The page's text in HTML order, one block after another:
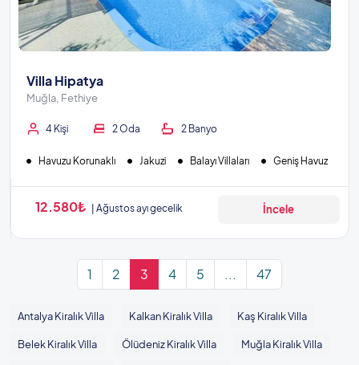
Villa Hipatya
Muğla, Fethiye
4 Kişi 2 Oda 2 Banyo
Havuzu Korunaklı Jakuzi Balayı Villaları Geniş Havuz
12.580₺ Ağustos ayı gecelik İncele
1 2 3 4 5 ... 47
Antalya Kiralık Villa Kalkan Kiralık Villa Kaş Kiralık Villa
Belek Kiralık Villa Ölüdeniz Kiralık Villa Muğla Kiralık Villa